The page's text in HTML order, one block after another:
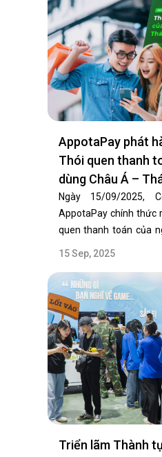
AppotaPay phát
Thói quen thanh
dùng Châu Á –
2025
Ngày 15/09/2025,
AppotaPay chính thức
quen thanh toán của
15 Sep, 2025
Triển lãm Thành